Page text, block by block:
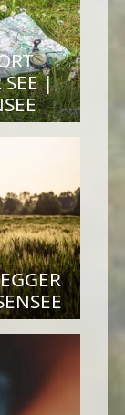
SEE |